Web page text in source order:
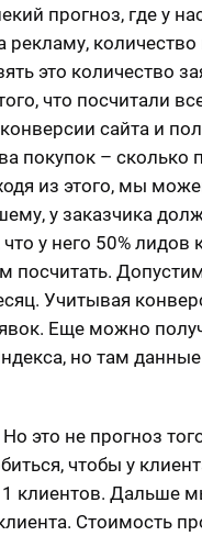
прогноз, где у
количество
это количество
что посчитали
сайта и
покупок – сколько
из этого, мы
у заказчика
у него 50% лидов
Учитывая
Еще можно
но там
не прогноз
чтобы у
клиентов. Дальше
Стоимость